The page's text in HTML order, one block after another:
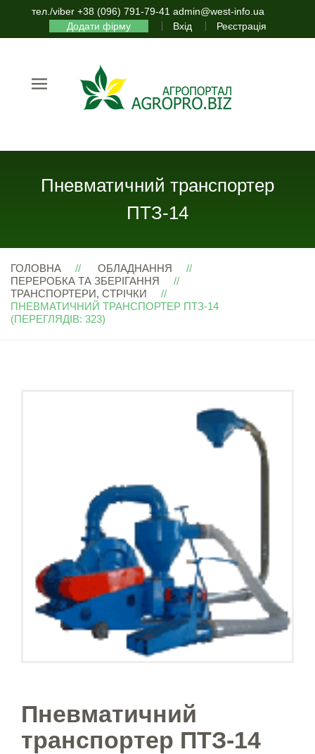
тел./viber +38 (096) 791-79-41 admin@west-info.ua
Додати фірму
Вхід Реєстрація
Пневматичний транспортер
ПТЗ-14
ГОЛОВНА
ОБЛАДНАННЯ
ПЕРЕРОБКА ТА ЗБЕРІГАННЯ
ТРАНСПОРТЕРИ, СТРІЧКИ
ПНЕВМАТИЧНИЙ ТРАНСПОРТЕР ПТЗ-14
(ПЕРЕГЛЯДІВ: 323)
Пневматичний
транспортер ПТЗ-14